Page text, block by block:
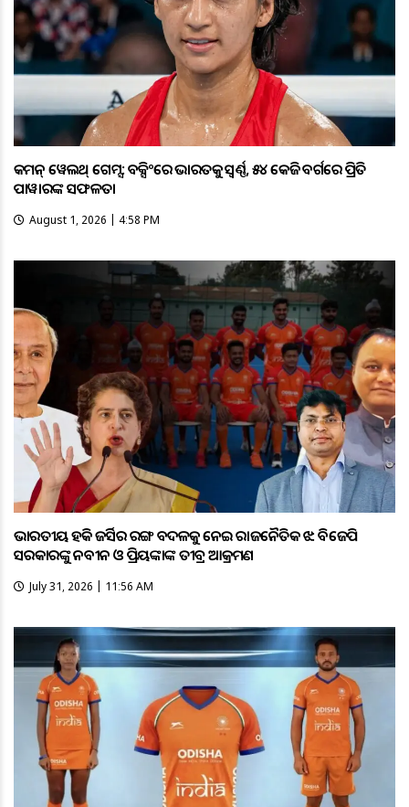
କମନ୍ ୱେଲଥ୍ ଗେମ୍ସ: ବକ୍ସିଂରେ ଭାରତକୁ ସ୍ବର୍ଣ୍ଣ, ୫୪ କେଜି ବର୍ଗରେ ପ୍ରିତି
ପାୱାରଙ୍କ ସଫଳତା
August 1, 2026 | 4:58 PM
ଭାରତୀୟ ହକି ଜର୍ସିର ରଙ୍ଗ ବଦଳକୁ ନେଇ ରାଜନୈତିକ ଝଡ଼: ବିଜେପି
ସରକାରଙ୍କୁ ନବୀନ ଓ ପ୍ରିୟଙ୍କାଙ୍କ ତୀବ୍ର ଆକ୍ରମଣ
July 31, 2026 | 11:56 AM